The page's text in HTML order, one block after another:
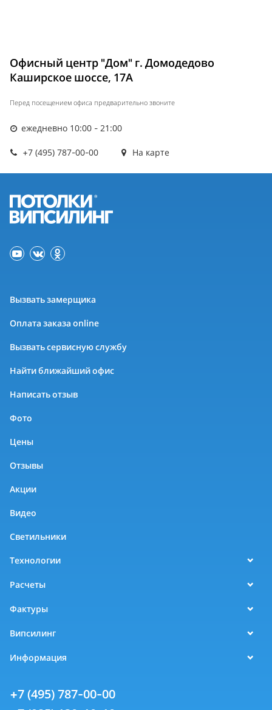
Офисный центр "Дом" г. Домодедово
Каширское шоссе, 17А
Перед посещением офиса предварительно звоните
ежедневно 10:00 - 21:00
+7 (495) 787-00-00 На карте
Вызвать замерщика
Оплата заказа online
Вызвать сервисную службу
Найти ближайший офис
Написать отзыв
Фото
Цены
Отзывы
Акции
Видео
Светильники
Технологии
Расчеты
Фактуры
Випсилинг
Информация
+7 (495) 787-00-00